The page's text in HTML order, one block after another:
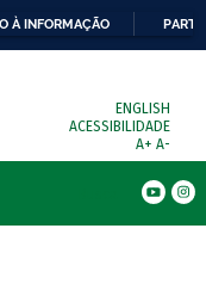
À INFORMAÇÃO
ENGLISH
ACESSIBILIDADE
A+ A-